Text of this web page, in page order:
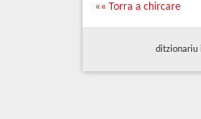
«« Torra a chircare
ditzionariu